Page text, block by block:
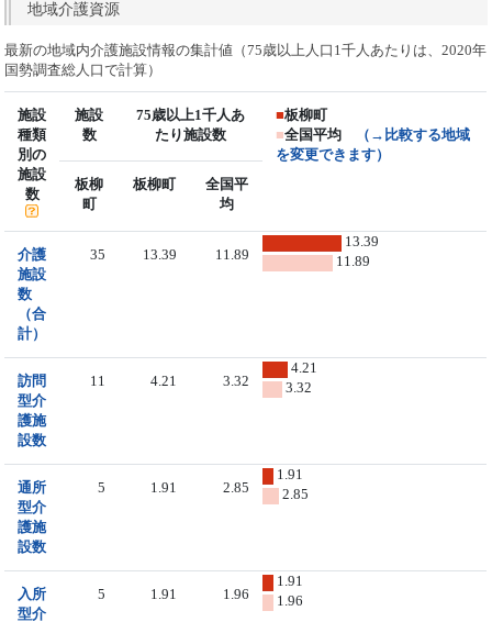
地域介護資源
最新の地域内介護施設情報の集計値（75歳以上人口1千人あたりは、2020年
国勢調査総人口で計算）
施設
種類
別の
施設
数
施設
数
75歳以上1千人あ
たり施設数
■板柳町
■全国平均
（→比較する地域
を変更できます）
板柳
町
板柳町
全国平
均
介護
施設
数
（合
計）
35 13.39 11.89
13.39
11.89
訪問
型介
護施
設数
11 4.21 3.32
4.21
3.32
通所
型介
護施
設数
5 1.91 2.85
1.91
2.85
入所
型介
5 1.91 1.96
1.91
1.96